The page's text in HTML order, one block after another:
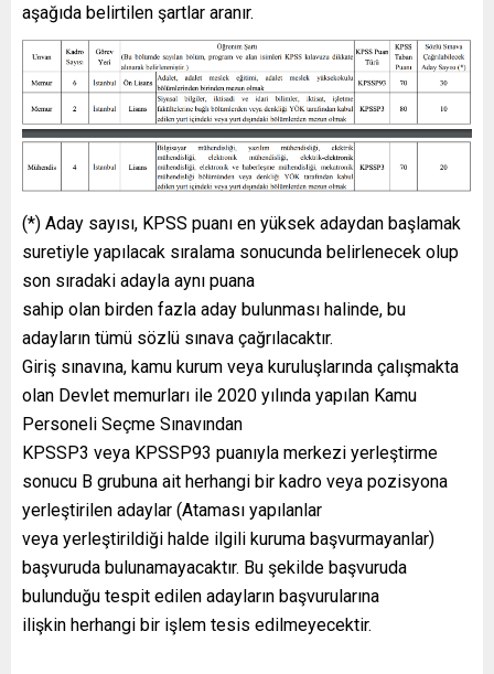
aşağıda belirtilen şartlar aranır.
(*) Aday sayısı, KPSS puanı en yüksek adaydan başlamak
suretiyle yapılacak sıralama sonucunda belirlenecek olup
son sıradaki adayla aynı puana
sahip olan birden fazla aday bulunması halinde, bu
adayların tümü sözlü sınava çağrılacaktır.
Giriş sınavına, kamu kurum veya kuruluşlarında çalışmakta
olan Devlet memurları ile 2020 yılında yapılan Kamu
Personeli Seçme Sınavından
KPSSP3 veya KPSSP93 puanıyla merkezi yerleştirme
sonucu B grubuna ait herhangi bir kadro veya pozisyona
yerleştirilen adaylar (Ataması yapılanlar
veya yerleştirildiği halde ilgili kuruma başvurmayanlar)
başvuruda bulunamayacaktır. Bu şekilde başvuruda
bulunduğu tespit edilen adayların başvurularına
ilişkin herhangi bir işlem tesis edilmeyecektir.